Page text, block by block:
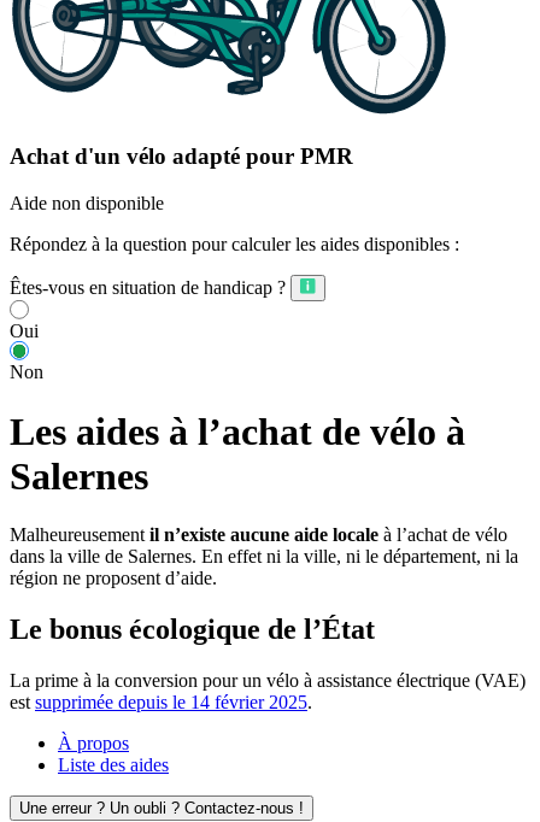
Achat d'un vélo adapté pour PMR
Aide non disponible
Répondez à la question pour calculer les aides disponibles :
Êtes-vous en situation de handicap ?
Oui
Non
Les aides à l’achat de vélo à
Salernes
Malheureusement il n’existe aucune aide locale à l’achat de vélo
dans la ville de Salernes. En effet ni la ville, ni le département, ni la
région ne proposent d’aide.
Le bonus écologique de l’État
La prime à la conversion pour un vélo à assistance électrique (VAE)
est supprimée depuis le 14 février 2025.
À propos
Liste des aides
Une erreur ? Un oubli ? Contactez-nous !